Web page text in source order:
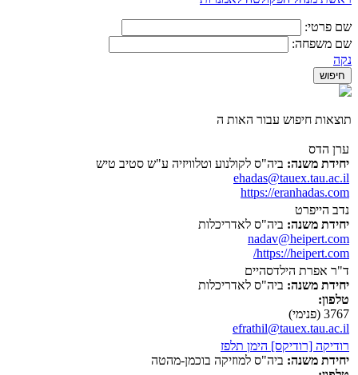
שם פרטי:
שם משפחה:
נקה
תוצאות חיפוש עבור האות ה
ערן הדס
יחידת משנה: ביה"ס לקולנוע וטלוויזיה ע"ש סטיב טיש
ehadas@tauex.tau.ac.il
https://eranhadas.com
נדב הייפרט
יחידת משנה: ביה"ס לאדריכלות
nadav@heipert.com
https://heipert.com/
ד"ר אפרת הילדסהיים
יחידת משנה: ביה"ס לאדריכלות
טלפון:
3767 (פנימי)
efrathil@tauex.tau.ac.il
רודיקה [רודיקס] הימן תלפז
יחידת משנה: ביה"ס למוזיקה בוכמן-מהטה